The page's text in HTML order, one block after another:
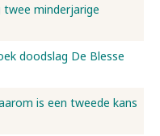
twee minderjarige
doodslag De Blesse
is een tweede kans